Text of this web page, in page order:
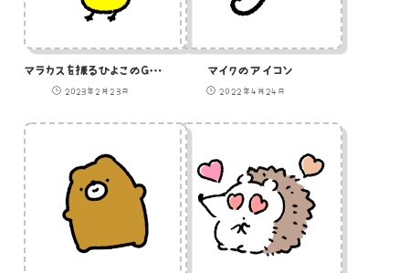
マラカスを振るひよこのGIFアニメ
2023年2月23日
マイクのアイコン
2022年4月24日